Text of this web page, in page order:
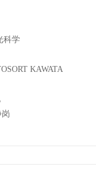
科学
KAWATA
岗